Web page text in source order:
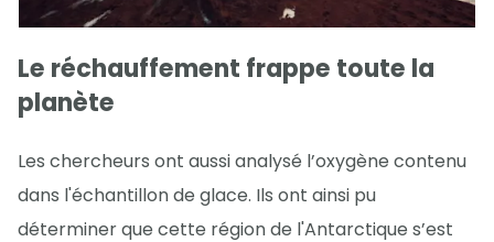
Le réchauffement frappe toute la
planète
Les chercheurs ont aussi analysé l’oxygène contenu
dans l'échantillon de glace. Ils ont ainsi pu
déterminer que cette région de l'Antarctique s’est